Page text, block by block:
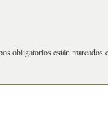
obligatorios están marcados